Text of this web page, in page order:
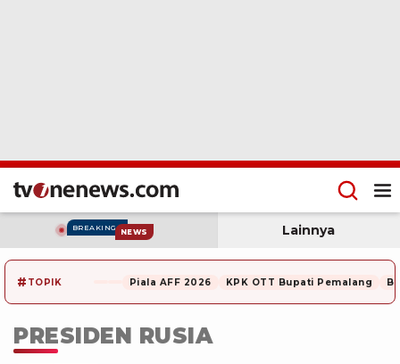
BREAKING NEWS Lainnya
# TOPIK Piala AFF 2026 KPK OTT Bupati Pemalang
PRESIDEN RUSIA